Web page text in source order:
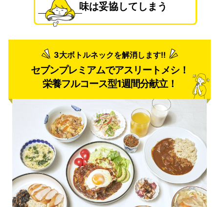
味は妥協してしまう
3大ボトルネックを解消します!!
セブンプレミアムでアスリートメシ！
栄養フルコース型1週間分献立！